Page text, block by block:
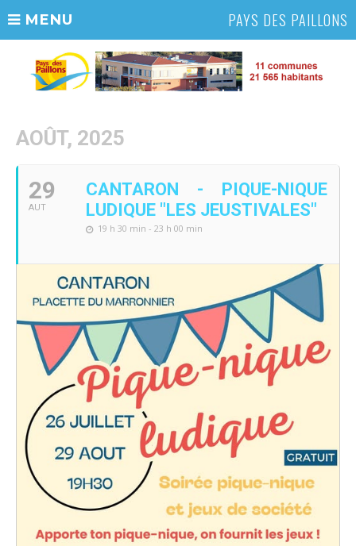
MENU PAYS DES PAILLONS
AOÛT, 2025
29
AUT
CANTARON - PIQUE-NIQUE
LUDIQUE "LES JEUSTIVALES"
19 h 30 min - 23 h 00 min